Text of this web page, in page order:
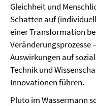
Gleichheit und
Schatten auf
einer Transformation
Veränderungsprozesse
Auswirkungen auf
Technik und
Innovationen führen.
Pluto im Wassermann